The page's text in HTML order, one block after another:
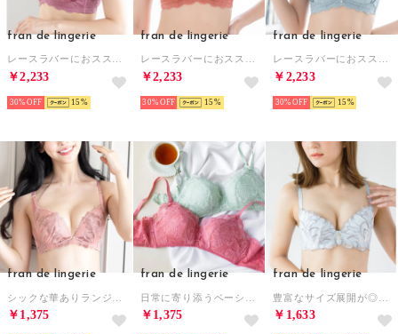
fran de lingerie
￥2,233
30% 15
fran de lingerie
￥2,233
30% 15
fran de lingerie
￥2,233
30% 15
fran de lingerie
￥1,375
fran de lingerie
￥1,375
fran de lingerie
￥1,633